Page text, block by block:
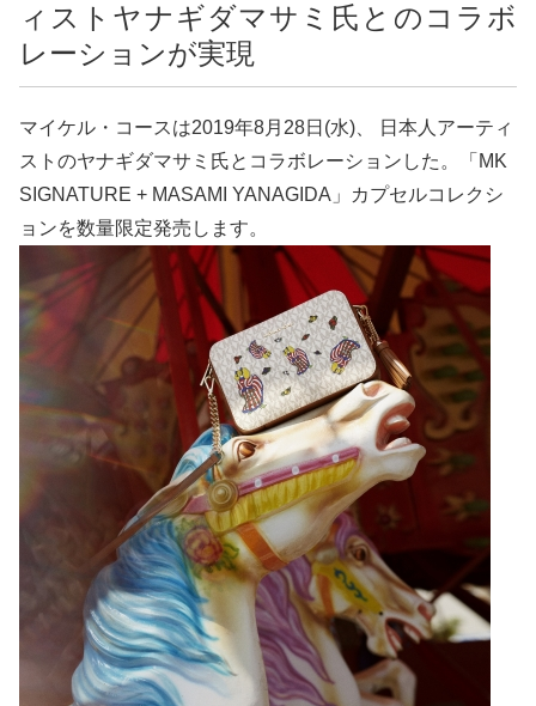
ィストヤナギダマサミ氏とのコラボ
レーションが実現
マイケル・コースは2019年8月28日(水)、 日本人アーティ
ストのヤナギダマサミ氏とコラボレーションした。「MK
SIGNATURE + MASAMI YANAGIDA」カプセルコレクシ
ョンを数量限定発売します。